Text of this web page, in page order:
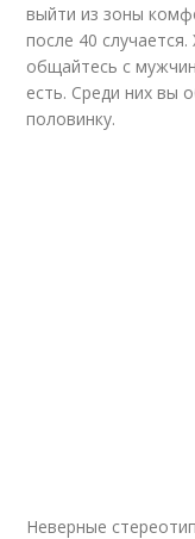
выйти из зоны
после 40
общайтесь с
есть. Среди них вы
половинку.
Неверные